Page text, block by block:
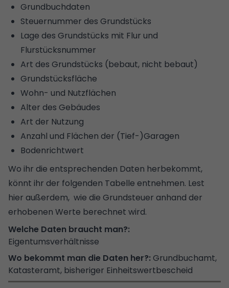
Grundbuchdaten
Steuernummer des Grundstücks
Lage des Grundstücks mit Flur und
Flurstücksnummer
Art des Grundstücks (bebaut, nicht bebaut)
Grundstücksfläche
Wohn- und Nutzflächen
Alter des Gebäudes
Art der Nutzung
Anzahl und Flächen der (Tief-)Garagen
Bodenrichtwert
Wo ihr die entsprechenden Daten herbekommt,
könnt ihr der folgenden Tabelle entnehmen. Lest
hier außerdem, wie die Grundsteuer anhand der
erhobenen Werte berechnet wird.
Eigentumsverhältnisse
Grundbuchamt,
Katasteramt, bisheriger Einheitswertbescheid